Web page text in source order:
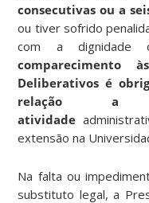
consecutivas ou a
ou tiver sofrido
com a dignidade
comparecimento
Deliberativos é
relação a
atividade
extensão na
Na falta ou
substituto legal, a